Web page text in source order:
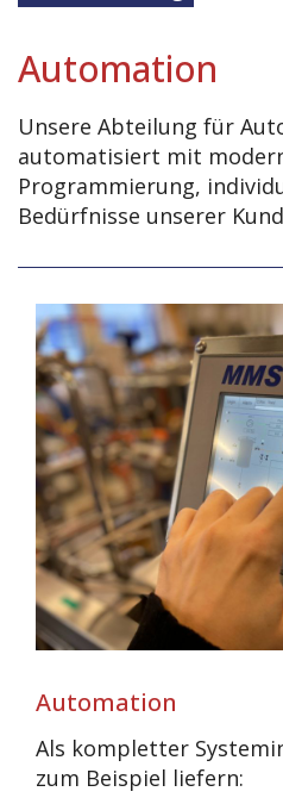
Automation
Unsere Abteilung für
automatisiert mit
Programmierung,
Bedürfnisse unserer
Automation
Als kompletter
zum Beispiel liefern: